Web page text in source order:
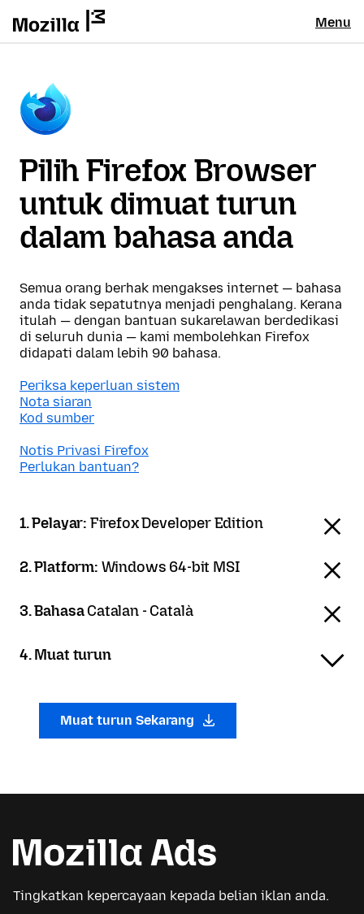
Menu
Pilih Firefox Browser
untuk dimuat turun
dalam bahasa anda
Semua orang berhak mengakses internet — bahasa
anda tidak sepatutnya menjadi penghalang. Kerana
itulah — dengan bantuan sukarelawan berdedikasi
di seluruh dunia — kami membolehkan Firefox
didapati dalam lebih 90 bahasa.
Periksa keperluan sistem
Nota siaran
Kod sumber
Notis Privasi Firefox
Perlukan bantuan?
1. Pelayar: Firefox Developer Edition
2. Platform: Windows 64-bit MSI
3. BahasaCatalan - Català
4. Muat turun
Muat turun Sekarang
Tingkatkan kepercayaan kepada belian iklan anda.